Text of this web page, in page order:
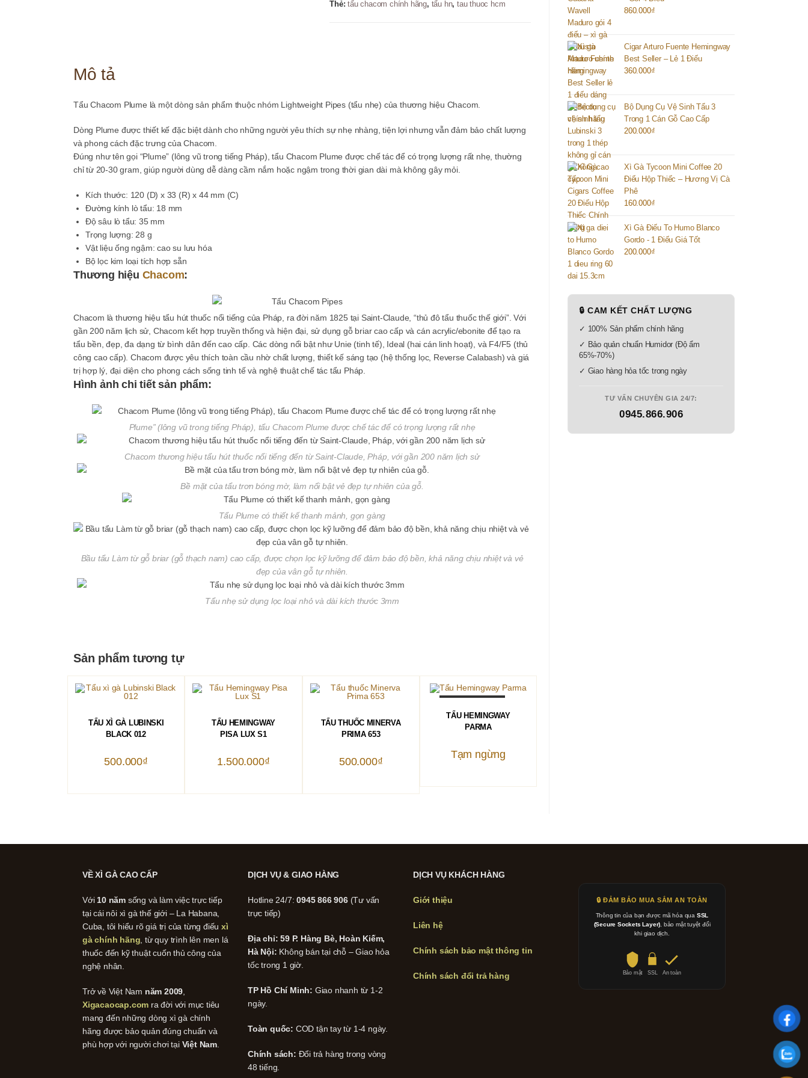
Thẻ:tẩu chacom chính hãng, tẩu hn,tau thuoc hcm
Mô tả
Tẩu Chacom Plume là một dòng sản phẩm thuộc nhóm Lightweight Pipes (tẩu nhẹ) của thương hiệu Chacom.
Dòng Plume được thiết kế đặc biệt dành cho những người yêu thích sự nhẹ nhàng, tiện lợi nhưng vẫn đảm bảo chất lượng
và phong cách đặc trưng của Chacom.
Đúng như tên gọi “Plume” (lông vũ trong tiếng Pháp), tẩu Chacom Plume được chế tác để có trọng lượng rất nhẹ, thường
chỉ từ 20-30 gram, giúp người dùng dễ dàng cầm nắm hoặc ngậm trong thời gian dài mà không gây mỏi.
Kích thước: 120 (D) x 33 (R) x 44 mm (C)
Đường kính lò tẩu: 18 mm
Độ sâu lò tẩu: 35 mm
Trọng lượng: 28 g
Vật liệu ống ngậm: cao su lưu hóa
Bộ lọc kim loại tích hợp sẵn
Thương hiệu Chacom:
Chacom là thương hiệu tẩu hút thuốc nổi tiếng của Pháp, ra đời năm 1825 tại Saint-Claude, “thủ đô tẩu thuốc thế giới”. Với
gần 200 năm lịch sử, Chacom kết hợp truyền thống và hiện đại, sử dụng gỗ briar cao cấp và cán acrylic/ebonite để tạo ra
tẩu bền, đẹp, đa dạng từ bình dân đến cao cấp. Các dòng nổi bật như Unie (tinh tế), Ideal (hai cán linh hoạt), và F4/F5 (thủ
công cao cấp). Chacom được yêu thích toàn cầu nhờ chất lượng, thiết kế sáng tạo (hệ thống lọc, Reverse Calabash) và giá
trị hợp lý, đại diện cho phong cách sống tinh tế và nghệ thuật chế tác tẩu Pháp.
Hình ảnh chi tiết sản phẩm:
Plume” (lông vũ trong tiếng Pháp), tẩu Chacom Plume được chế tác để có trọng lượng rất nhẹ
Chacom thương hiệu tẩu hút thuốc nổi tiếng đến từ Saint-Claude, Pháp, với gần 200 năm lịch sử
Bề mặt của tẩu trơn bóng mờ, làm nổi bật vẻ đẹp tự nhiên của gỗ.
Tẩu Plume có thiết kế thanh mảnh, gọn gàng
Bầu tẩu Làm từ gỗ briar (gỗ thạch nam) cao cấp, được chọn lọc kỹ lưỡng để đảm bảo độ bền, khả năng chịu nhiệt và vẻ
đẹp của vân gỗ tự nhiên.
Tẩu nhẹ sử dụng lọc loại nhỏ và dài kích thước 3mm
Sản phẩm tương tự
THÊM VÀO GIỎ HÀNG
TẨU XÌ GÀ LUBINSKI
BLACK 012
500.000₫
THÊM VÀO GIỎ HÀNG
TẨU HEMINGWAY
PISA LUX S1
1.500.000₫
THÊM VÀO GIỎ HÀNG
TẨU THUỐC MINERVA
PRIMA 653
500.000₫
TẨU HEMINGWAY
PARMA
Tạm ngừng
860.000₫
Cigar Arturo Fuente Hemingway
Best Seller – Lẻ 1 Điếu
360.000₫
Bộ Dụng Cụ Vệ Sinh Tẩu 3
Trong 1 Cán Gỗ Cao Cấp
200.000₫
Xì Gà Tycoon Mini Coffee 20
Điếu Hộp Thiếc – Hương Vị Cà
Phê
160.000₫
Xì Gà Điếu To Humo Blanco
Gordo - 1 Điếu Giá Tốt
200.000₫
🔒 CAM KẾT CHẤT LƯỢNG
✓ 100% Sản phẩm chính hãng
✓ Bảo quản chuẩn Humidor (Độ ẩm
65%-70%)
✓ Giao hàng hỏa tốc trong ngày
TƯ VẤN CHUYÊN GIA 24/7:
0945.866.906
VỀ XÌ GÀ CAO CẤP
Với 10 năm sống và làm việc trực tiếp
tại cái nôi xì gà thế giới – La Habana,
Cuba, tôi hiểu rõ giá trị của từng điếuxì
gà chính hãng , từ quy trình lên men lá
thuốc đến kỹ thuật cuốn thủ công của
nghệ nhân.
Trở về Việt Nam năm 2009
Xigacaocap.com ra đời với mục tiêu
mang đến những dòng xì gà chính
hãng được bảo quản đúng chuẩn và
phù hợp với người chơi tại Việt Nam
DỊCH VỤ & GIAO HÀNG
Hotline 24/7:0945 866 906(Tư vấn
trực tiếp)
Địa chỉ: 59 P. Hàng Bè, Hoàn Kiếm,
Hà Nội: Không bán tại chỗ – Giao hỏa
tốc trong 1 giờ.
TP Hồ Chí Minh: Giao nhanh từ 1-2
ngày.
Toàn quốc: COD tận tay từ 1-4 ngày.
Chính sách: Đổi trả hàng trong vòng
48 tiếng.
DỊCH VỤ KHÁCH HÀNG
Giới thiệu
Liên hệ
Chính sách bảo mật thông tin
Chính sách đổi trả hàng
🔒 ĐẢM BẢO MUA SẮM AN TOÀN
Thông tin của bạn được mã hóa qua SSL
(Secure Sockets Layer) , bảo mật tuyệt đối
khi giao dịch.
Bảo mật SSL An toàn